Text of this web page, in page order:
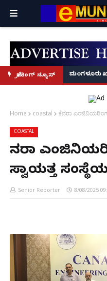
ಬ್ರೇಕಿಂಗ್ ನ್ಯೂಸ್
ವಶಕ್ಕೆ!ಸಾವು: ಅಂತ್ಯಕ್ರಿಯೆಗೂ ಬಾರದ
ಮಂಗಳೂರು
Home coastal ಕೆನರಾ ಎಂಜಿನಿಯರಿಂಗ್
COASTAL
ಕೆನರಾ
ಸ್ವಾಯತ್ತ
Senior Reporter 8/08/2025